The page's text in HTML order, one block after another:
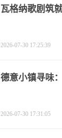
瓦格纳歌剧筑
2026-07-30 17:25:39
德意小镇寻味
2026-07-30 17:31:05